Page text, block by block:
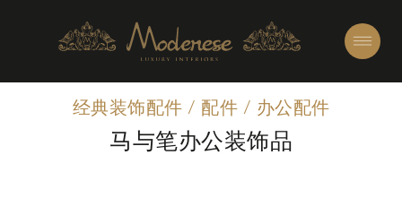
经典装饰配件 / 配件 / 办公配件
马与笔办公装饰品